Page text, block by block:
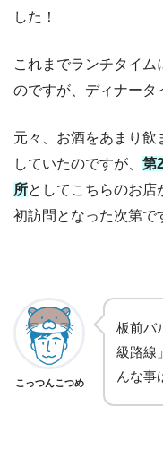
した！
これまでランチタイム
のですが、ディナータ
元々、お酒をあまり飲
していたのですが、 第
所としてこちらのお店
初訪問となった次第で
こっつんこつめ
板前バ
級路線
んな事